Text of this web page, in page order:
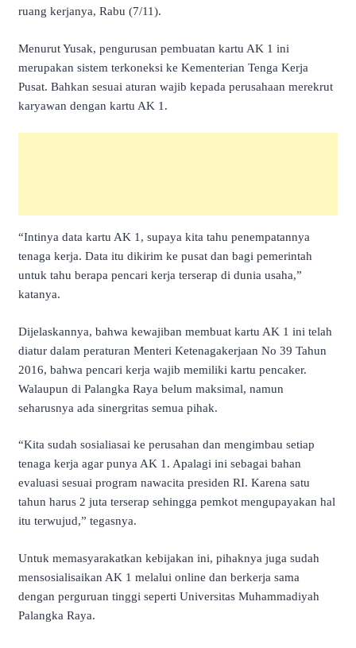
ruang kerjanya, Rabu (7/11).
Menurut Yusak, pengurusan pembuatan kartu AK 1 ini
merupakan sistem terkoneksi ke Kementerian Tenga Kerja
Pusat. Bahkan sesuai aturan wajib kepada perusahaan merekrut
karyawan dengan kartu AK 1.
“Intinya data kartu AK 1, supaya kita tahu penempatannya
tenaga kerja. Data itu dikirim ke pusat dan bagi pemerintah
untuk tahu berapa pencari kerja terserap di dunia usaha,”
katanya.
Dijelaskannya, bahwa kewajiban membuat kartu AK 1 ini telah
diatur dalam peraturan Menteri Ketenagakerjaan No 39 Tahun
2016, bahwa pencari kerja wajib memiliki kartu pencaker.
Walaupun di Palangka Raya belum maksimal, namun
seharusnya ada sinergritas semua pihak.
“Kita sudah sosialiasai ke perusahan dan mengimbau setiap
tenaga kerja agar punya AK 1. Apalagi ini sebagai bahan
evaluasi sesuai program nawacita presiden RI. Karena satu
tahun harus 2 juta terserap sehingga pemkot mengupayakan hal
itu terwujud,” tegasnya.
Untuk memasyarakatkan kebijakan ini, pihaknya juga sudah
mensosialisaikan AK 1 melalui online dan berkerja sama
dengan perguruan tinggi seperti Universitas Muhammadiyah
Palangka Raya.